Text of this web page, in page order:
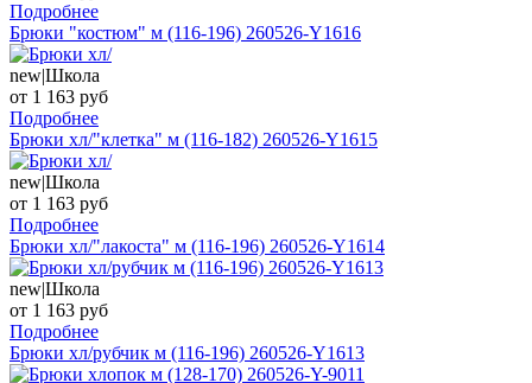
Подробнее
Брюки "костюм" м (116-196) 260526-Y1616
new|Школа
от 1 163 руб
Подробнее
Брюки хл/"клетка" м (116-182) 260526-Y1615
new|Школа
от 1 163 руб
Подробнее
Брюки хл/"лакоста" м (116-196) 260526-Y1614
new|Школа
от 1 163 руб
Подробнее
Брюки хл/рубчик м (116-196) 260526-Y1613